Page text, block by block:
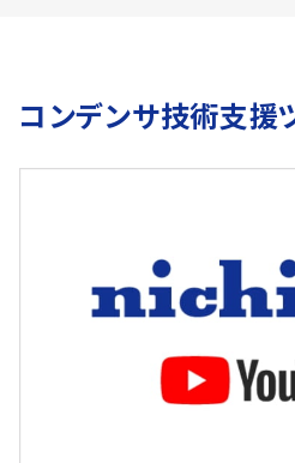
コンデンサ技術支援